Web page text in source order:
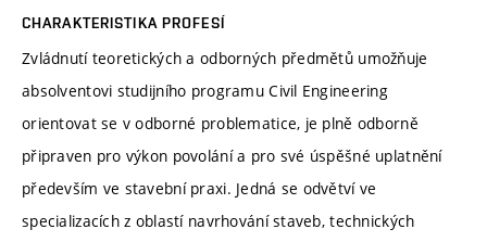
CHARAKTERISTIKA PROFESÍ
Zvládnutí teoretických a odborných předmětů umožňuje
absolventovi studijního programu Civil Engineering
orientovat se v odborné problematice, je plně odborně
připraven pro výkon povolání a pro své úspěšné uplatnění
především ve stavební praxi. Jedná se odvětví ve
specializacích z oblastí navrhování staveb, technických